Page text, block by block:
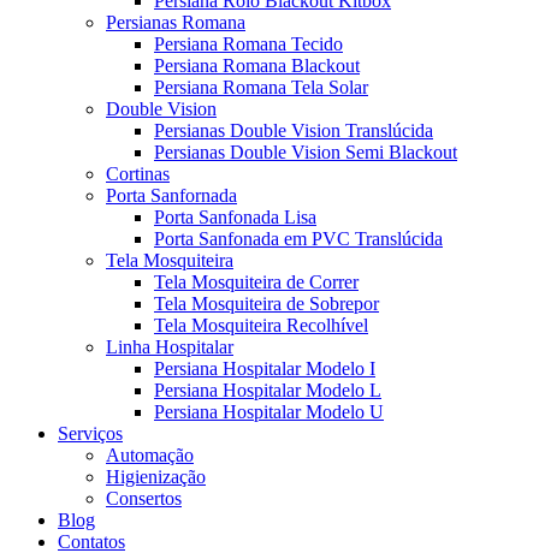
Persianas Romana
Persiana Romana Tecido
Persiana Romana Blackout
Persiana Romana Tela Solar
Double Vision
Persianas Double Vision Translúcida
Persianas Double Vision Semi Blackout
Cortinas
Porta Sanfornada
Porta Sanfonada Lisa
Porta Sanfonada em PVC Translúcida
Tela Mosquiteira
Tela Mosquiteira de Correr
Tela Mosquiteira de Sobrepor
Tela Mosquiteira Recolhível
Linha Hospitalar
Persiana Hospitalar Modelo I
Persiana Hospitalar Modelo L
Persiana Hospitalar Modelo U
Serviços
Automação
Higienização
Consertos
Blog
Contatos